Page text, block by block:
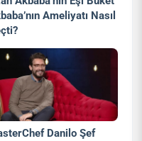
Ameliyatı Nasıl
Danilo Şef